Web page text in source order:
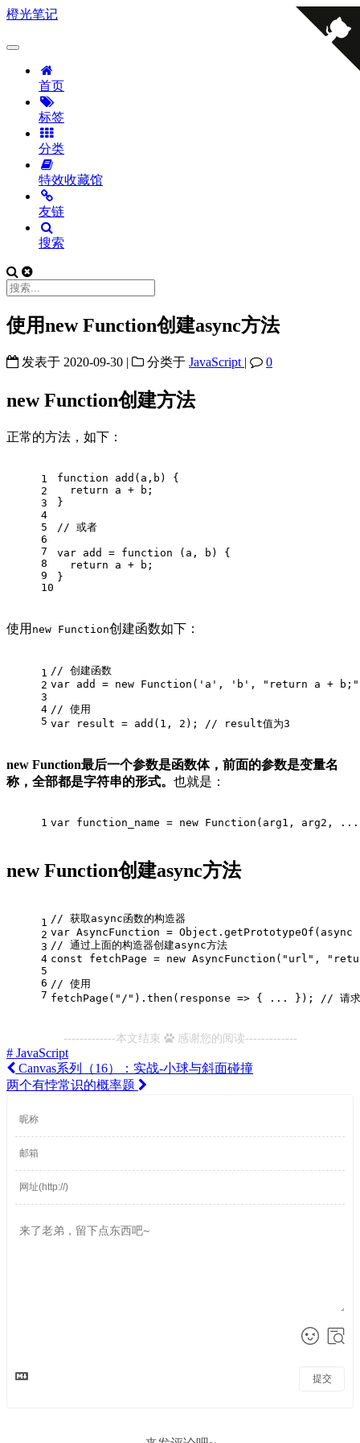
橙光笔记
首页
标签
分类
特效收藏馆
友链
搜索
使用new Function创建async方法
发表于 2020-09-30 | 分类于 JavaScript | 0
new Function创建方法
正常的方法，如下：
1
2
3
4
5
6
7
8
9
10
function add ( a,b ) {
return a + b;
}
// 或者
var add = function ( a, b ) {
return a + b;
}
使用 new Function创建函数如下：
1
2
3
4
5
// 创建函数
var add = new Function ( 'a' , 'b' , "return a + b;"
// 使用
var result = add ( 1 , 2 ); // result值为3
new Function最后一个参数是函数体，前面的参数是变量名
称，全部都是字符串的形式。 也就是：
1 var function_name = new Function (arg1, arg2,
new Function创建async方法
1
2
3
4
5
6
7
// 获取async函数的构造器
var AsyncFunction = Object . getPrototypeOf ( async
// 通过上面的构造器创建async方法
const fetchPage = new AsyncFunction ( "url" ,
// 使用
fetchPage ( "/" ). then ( response => { ... }); // 请求
-------------本文结束 感谢您的阅读-------------
# JavaScript
Canvas系列（16）：实战-小球与斜面碰撞
两个有悖常识的概率题
提交